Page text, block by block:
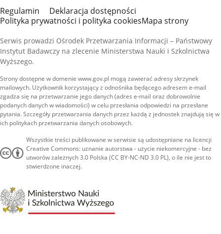
Regulamin
Deklaracja dostępności
Polityka prywatności i polityka cookiesMapa strony
Serwis prowadzi Ośrodek Przetwarzania Informacji – Państwowy
Instytut Badawczy na zlecenie Ministerstwa Nauki i Szkolnictwa
Wyższego.
Strony dostępne w domenie www.gov.pl mogą zawierać adresy skrzynek
mailowych. Użytkownik korzystający z odnośnika będącego adresem e-mail
zgadza się na przetwarzanie jego danych (adres e-mail oraz dobrowolnie
podanych danych w wiadomości) w celu przesłania odpowiedzi na przesłane
pytania. Szczegóły przetwarzania danych przez każdą z jednostek znajdują się w
ich politykach przetwarzania danych osobowych.
Wszystkie treści publikowane w serwisie są udostępniane na licencji
Creative Commons: uznanie autorstwa - użycie niekomercyjne - bez
utworów zależnych 3.0 Polska (CC BY-NC-ND 3.0 PL), o ile nie jest to
stwierdzone inaczej.